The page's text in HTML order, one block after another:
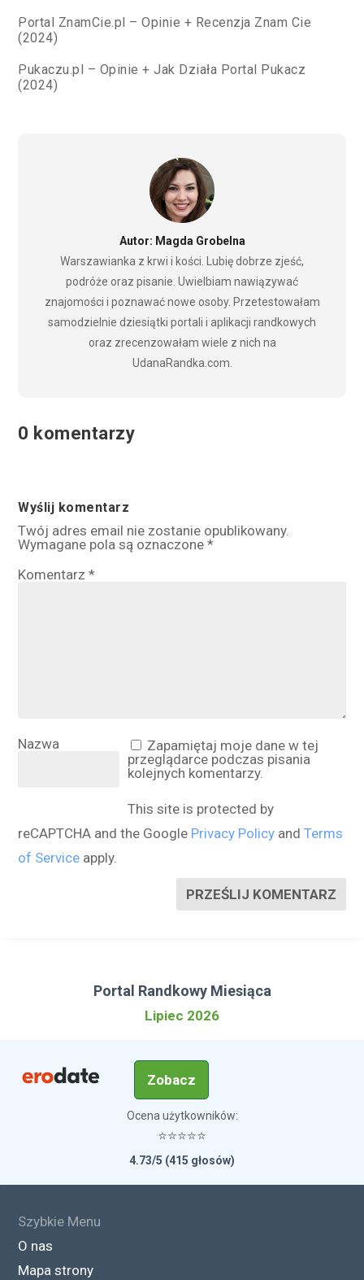
Portal ZnamCie.pl – Opinie + Recenzja Znam Cie
(2024)
Pukaczu.pl – Opinie + Jak Działa Portal Pukacz
(2024)
Autor: Magda Grobelna
Warszawianka z krwi i kości. Lubię dobrze zjeść,
podróże oraz pisanie. Uwielbiam nawiązywać
znajomości i poznawać nowe osoby. Przetestowałam
samodzielnie dziesiątki portali i aplikacji randkowych
oraz zrecenzowałam wiele z nich na
UdanaRandka.com.
0 komentarzy
Wyślij komentarz
Twój adres email nie zostanie opublikowany.
Wymagane pola są oznaczone*
Komentarz*
Nazwa
Zapamiętaj moje dane w tej
przeglądarce podczas pisania
kolejnych komentarzy.
This site is protected by
reCAPTCHA and the Google Privacy Policy andTerms
of Service apply.
PRZEŚLIJ KOMENTARZ
Portal Randkowy Miesiąca
Lipiec 2026
Zobacz
Ocena użytkowników:
⭐⭐⭐⭐⭐
4.73/5 (415 głosów)
Szybkie Menu
O nas
Mapa strony